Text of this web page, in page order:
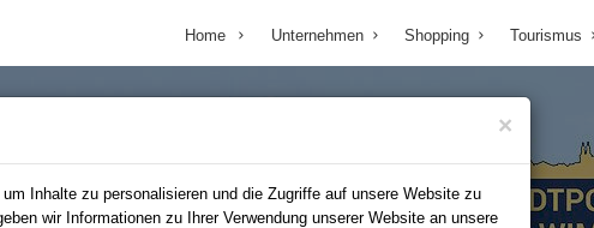
×
Inhalte zu personalisieren und die Zugriffe auf unsere Website zu
wir Informationen zu Ihrer Verwendung unserer Website an unsere
Home Unternehmen Shopping Tourismus